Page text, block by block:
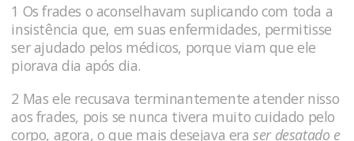
1 Os frades o aconselhavam suplicando com toda a
insistência que, em suas enfermidades, permitisse
ser ajudado pelos médicos, porque viam que ele
piorava dia após dia.
2 Mas ele recusava terminantemente atender nisso
aos frades, pois se nunca tivera muito cuidado pelo
corpo, ago­ra, o que mais desejava eraser desatado e